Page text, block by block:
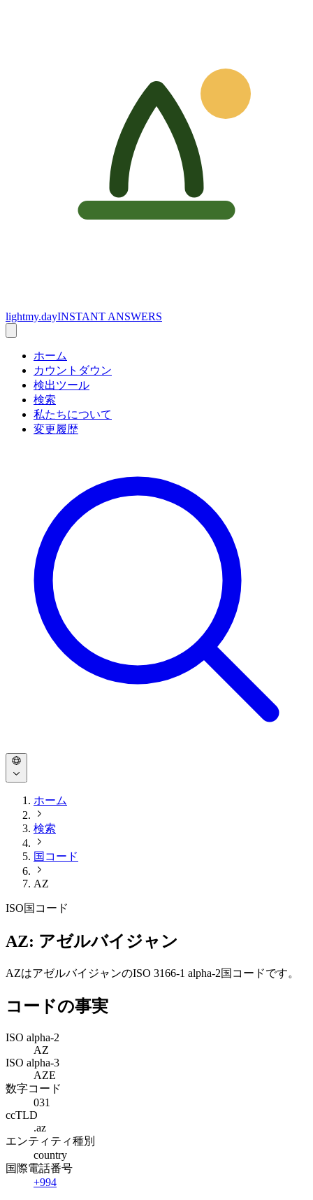
lightmy.dayINSTANT ANSWERS
ホーム
カウントダウン
検出ツール
検索
私たちについて
変更履歴
ホーム
検索
国コード
AZ
ISO国コード
AZ: アゼルバイジャン
AZはアゼルバイジャンのISO 3166-1 alpha-2国コードです。
コードの事実
ISO alpha-2
AZ
ISO alpha-3
AZE
数字コード
031
ccTLD
.az
エンティティ種別
country
国際電話番号
+994